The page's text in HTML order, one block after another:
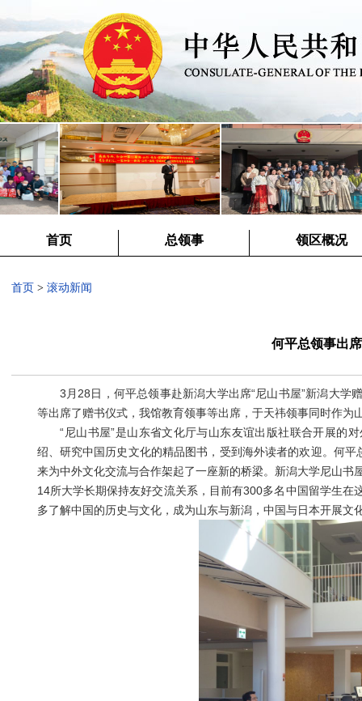
首页 总领事 领区概况
首页 > 滚动新闻
何平总领事出
3月28日，何平总领事赴新潟大学出席“尼山书屋”新潟大学
等出席了赠书仪式，我馆教育领事等出席，于天祎领事同时作为
“尼山书屋”是山东省文化厅与山东友谊出版社联合开展的
绍、研究中国历史文化的精品图书，受到海外读者的欢迎。何
来为中外文化交流与合作架起了一座新的桥梁。新潟大学尼山
14所大学长期保持友好交流关系，目前有300多名中国留学生
多了解中国的历史与文化，成为山东与新潟，中国与日本开展文